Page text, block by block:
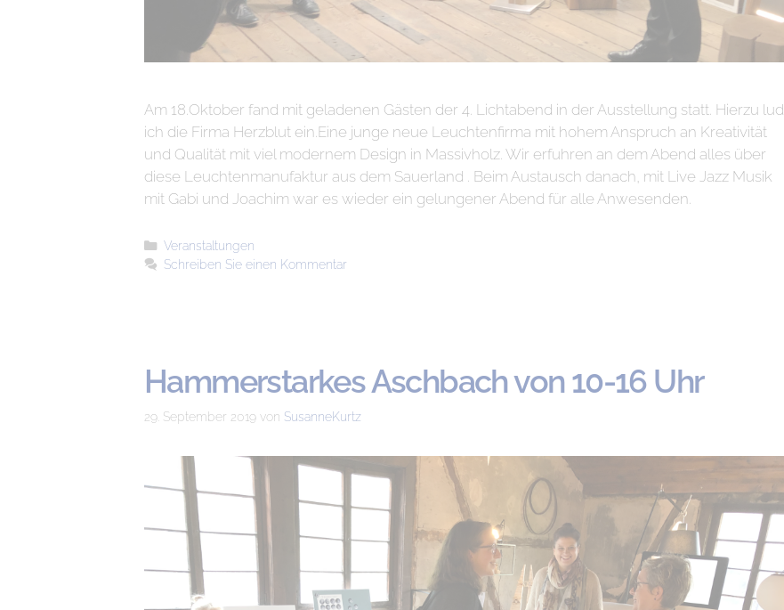
Am 18.Oktober fand mit geladenen Gästen der 4. Lichtabend in der Ausstellung statt. Hierzu lud
ich die Firma Herzblut ein.Eine junge neue Leuchtenfirma mit hohem Anspruch an Kreativität
und Qualität mit viel modernem Design in Massivholz. Wir erfuhren an dem Abend alles über
diese Leuchtenmanufaktur aus dem Sauerland . Beim Austausch danach, mit Live Jazz Musik
mit Gabi und Joachim war es wieder ein gelungener Abend für alle Anwesenden.
Veranstaltungen
Schreiben Sie einen Kommentar
Hammerstarkes Aschbach von 10-16 Uhr
29. September 2019 von SusanneKurtz